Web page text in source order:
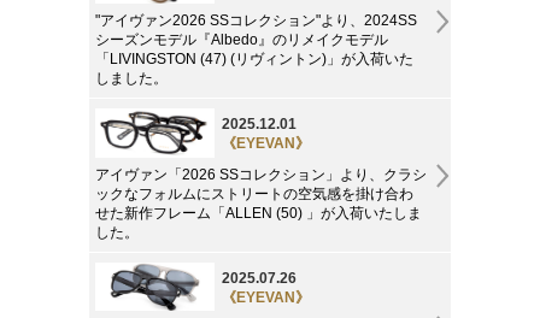
"アイヴァン2026 SSコレクション"より、2024SS
シーズンモデル『Albedo』のリメイクモデル
「LIVINGSTON (47) (リヴィントン)」が入荷いた
しました。
2025.12.01
《EYEVAN》
アイヴァン「2026 SSコレクション」より、クラシ
ックなフォルムにストリートの空気感を掛け合わ
せた新作フレーム「ALLEN (50) 」が入荷いたしま
した。
2025.07.26
《EYEVAN》